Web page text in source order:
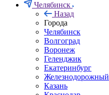
Челябинск
Назад
Города
Челябинск
Волгоград
Воронеж
Геленджик
Екатеринбург
Железнодорожный
Казань